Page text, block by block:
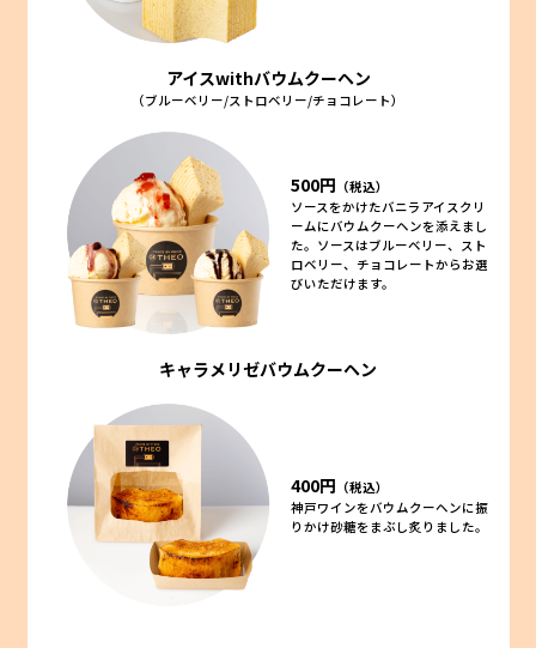
アイスwithバウムクーヘン
（ブルーベリー/ストロベリー/チョコレート）
500円 （税込）
ソースをかけたバニラアイスクリ
ームにバウムクーヘンを添えまし
た。ソースはブルーベリー、スト
ロベリー、チョコレートからお選
びいただけます。
キャラメリゼバウムクーヘン
400円 （税込）
神戸ワインをバウムクーヘンに振
りかけ砂糖をまぶし炙りました。